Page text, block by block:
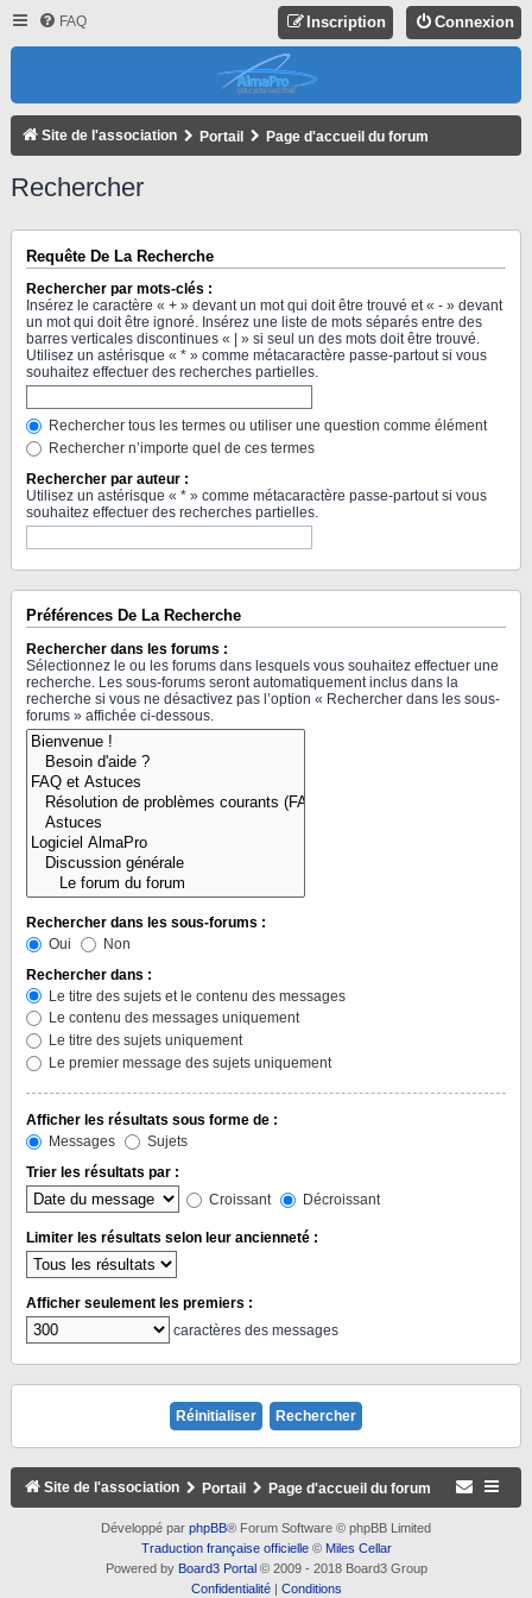
FAQ Connexion
Inscription
Site de l'association Portail Page d'accueil du forum
Rechercher
Requête De La Recherche
Rechercher par mots-clés :
Insérez le caractère « + » devant un mot qui doit être trouvé et « - » devant
un mot qui doit être ignoré. Insérez une liste de mots séparés entre des
barres verticales discontinues « | » si seul un des mots doit être trouvé.
Utilisez un astérisque « * » comme métacaractère passe-partout si vous
souhaitez effectuer des recherches partielles.
Rechercher tous les termes ou utiliser une question comme élément
Rechercher n’importe quel de ces termes
Rechercher par auteur :
Utilisez un astérisque « * » comme métacaractère passe-partout si vous
souhaitez effectuer des recherches partielles.
Préférences De La Recherche
Rechercher dans les forums :
Sélectionnez le ou les forums dans lesquels vous souhaitez effectuer une
recherche. Les sous-forums seront automatiquement inclus dans la
recherche si vous ne désactivez pas l’option « Rechercher dans les sous-
forums » affichée ci-dessous.
Rechercher dans les sous-forums :
Oui
Non
Rechercher dans :
Le titre des sujets et le contenu des messages
Le contenu des messages uniquement
Le titre des sujets uniquement
Le premier message des sujets uniquement
Afficher les résultats sous forme de :
Messages
Sujets
Trier les résultats par :
Croissant
Décroissant
Limiter les résultats selon leur ancienneté :
Afficher seulement les premiers :
caractères des messages
Site de l'association Portail Page d'accueil du forum
Développé par phpBB® Forum Software © phpBB Limited
Traduction française officielle© Miles Cellar
Powered by Board3 Portal© 2009 - 2018 Board3 Group
Confidentialité| Conditions